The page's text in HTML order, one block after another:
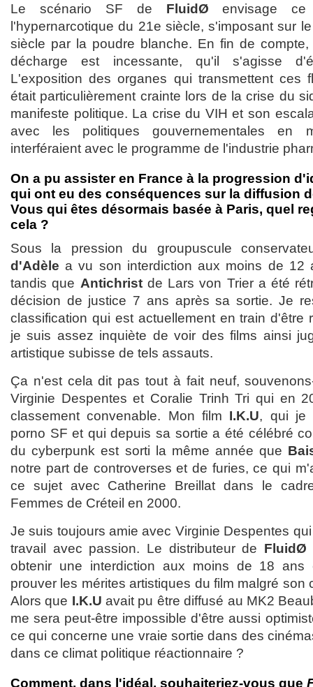
Le scénario SF de FluidØ envisage ce
l'hypernarcotique du 21e siècle, s'imposant sur
siècle par la poudre blanche. En fin de
décharge est incessante, qu'il s'agisse
L'exposition des organes qui transmettent ces
était particulièrement crainte lors de la crise du
manifeste politique. La crise du VIH et son
avec les politiques gouvernementales en
interféraient avec le programme de l'industrie
On a pu assister en France à la progression
qui ont eu des conséquences sur la diffusion
Vous qui êtes désormais basée à Paris, quel
cela ?
Sous la pression du groupuscule
d'Adèle a vu son interdiction aux moins de 12
tandis que Antichristde Lars von Trier a été
décision de justice 7 ans après sa sortie. Je
classification qui est actuellement en train d'être
je suis assez inquiète de voir des films ainsi
artistique subisse de tels assauts.
Ça n'est cela dit pas tout à fait neuf,
Virginie Despentes et Coralie Trinh Tri qui en
classement convenable. Mon film I.K.U, qui je
porno SF et qui depuis sa sortie a été célébré
du cyberpunk est sorti la même année que
notre part de controverses et de furies, ce qui
ce sujet avec Catherine Breillat dans le
Femmes de Créteil en 2000.
Je suis toujours amie avec Virginie Despentes
travail avec passion. Le distributeur de FluidØ
obtenir une interdiction aux moins de 18 ans
prouver les mérites artistiques du film malgré son
Alors que I.K.U avait pu être diffusé au MK2
me sera peut-être impossible d'être aussi
ce qui concerne une vraie sortie dans des
dans ce climat politique réactionnaire ?
Comment, dans l'idéal, souhaiteriez-vous que